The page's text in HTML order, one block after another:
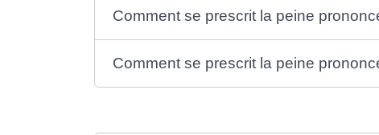
Comment se prescrit la peine
Comment se prescrit la peine